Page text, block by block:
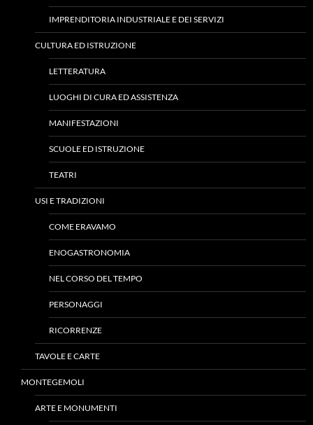
IMPRENDITORIA INDUSTRIALE E DEI SERVIZI
CULTURA ED ISTRUZIONE
LETTERATURA
LUOGHI DI CURA ED ASSISTENZA
MANIFESTAZIONI
SCUOLE ED ISTRUZIONE
TEATRI
USI E TRADIZIONI
COME ERAVAMO
ENOGASTRONOMIA
NEL CORSO DEL TEMPO
PERSONAGGI
RICORRENZE
TAVOLE E CARTE
MONTEGEMOLI
ARTE E MONUMENTI